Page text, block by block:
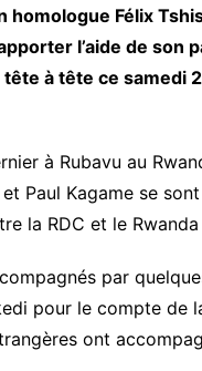
Félix
l’aide de son
à tête ce samedi
à Rubavu au
Paul Kagame se
la RDC et le
par
pour le compte de
ont